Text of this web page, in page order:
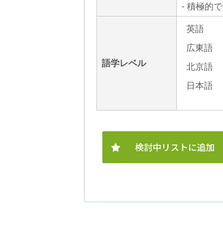
- 積極的
語学レベル
英語
広東語
北京語
日本語
検討中リストに追加